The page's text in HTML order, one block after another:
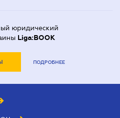
юридический
Liga:BOOK
ПОДРОБНЕЕ